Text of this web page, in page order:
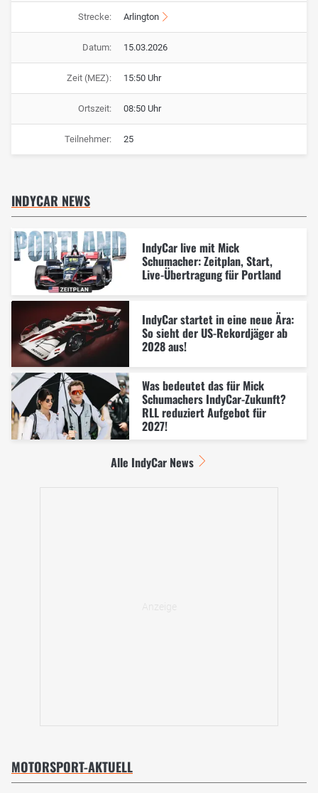
Strecke: Arlington
Datum: 15.03.2026
Zeit (MEZ): 15:50 Uhr
Ortszeit: 08:50 Uhr
Teilnehmer: 25
INDYCAR NEWS
IndyCar live mit Mick
Schumacher: Zeitplan, Start,
Live-Übertragung für Portland
IndyCar startet in eine neue Ära:
So sieht der US-Rekordjäger ab
2028 aus!
Was bedeutet das für Mick
Schumachers IndyCar-Zukunft?
RLL reduziert Aufgebot für
2027!
Alle IndyCar News
MOTORSPORT-AKTUELL